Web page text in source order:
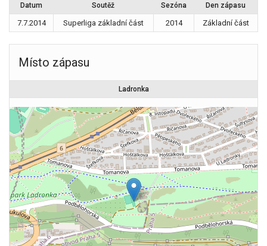
Datum Soutěž Sezóna Den zápasu
7.7.2014 Superliga základní část 2014 Základní část
Místo zápasu
Ladronka